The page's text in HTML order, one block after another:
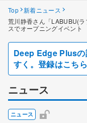
Top 新着ニュース
荒川静香さん「LABUBU(
スでオープニングイベント
Deep Edge Plus
すく。登録はこちら
ニュース
ニュース